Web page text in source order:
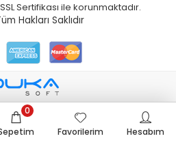
Sertifikası ile korunmaktadır.
Hakları Saklıdır
0
Favorilerim
Hesabım